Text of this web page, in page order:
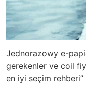
Jednorazowy e-
gerekenler ve coil
en iyi seçim rehberi”